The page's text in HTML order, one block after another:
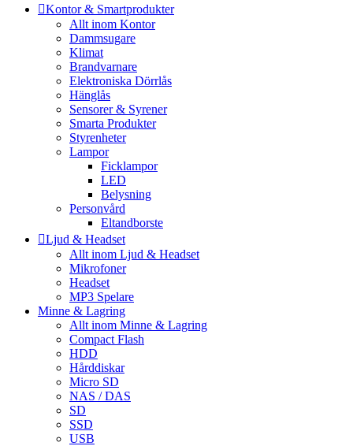
Kontor & Smartprodukter
Allt inom Kontor
Dammsugare
Klimat
Brandvarnare
Elektroniska Dörrlås
Hänglås
Sensorer & Syrener
Smarta Produkter
Styrenheter
Lampor
Ficklampor
LED
Belysning
Personvård
Eltandborste
Ljud & Headset
Allt inom Ljud & Headset
Mikrofoner
Headset
MP3 Spelare
Minne & Lagring
Allt inom Minne & Lagring
Compact Flash
HDD
Hårddiskar
Micro SD
NAS / DAS
SD
SSD
USB